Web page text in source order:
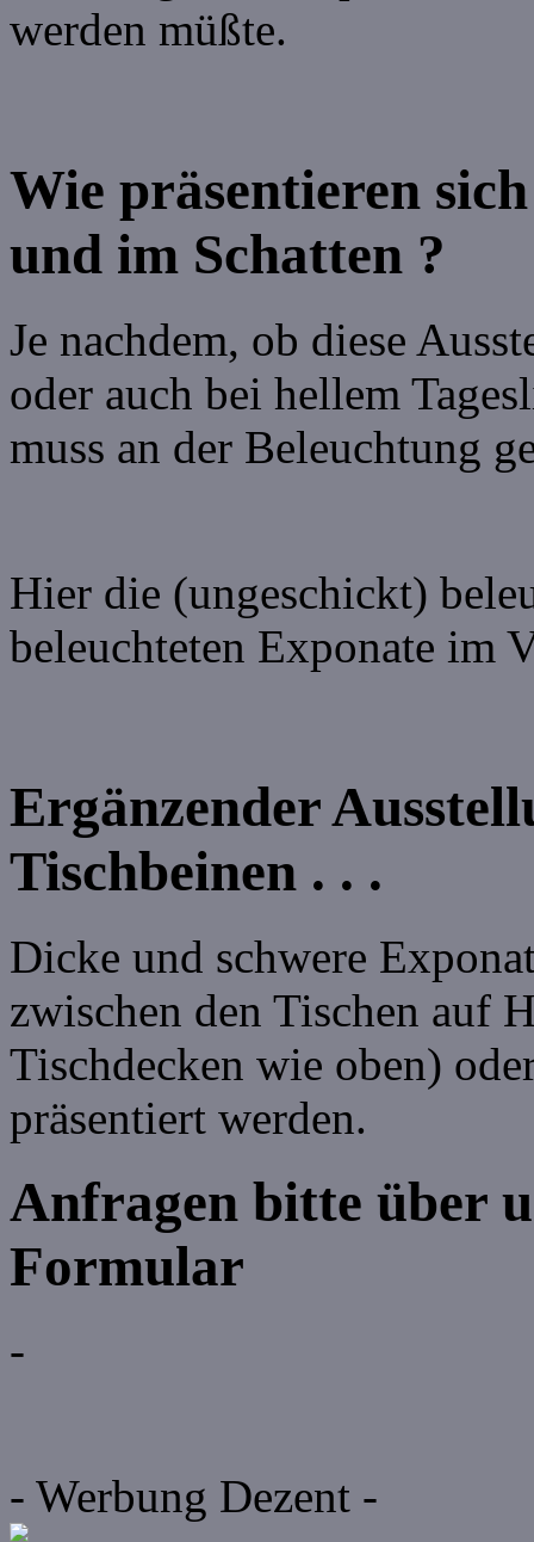
werden müßte.
Wie präsentieren
und im Schatten ?
Je nachdem, ob diese
oder auch bei hellem
muss an der Beleuchtung
Hier die (ungeschickt)
beleuchteten Exponate im
Ergänzender
Tischbeinen . . .
Dicke und schwere
zwischen den Tischen auf
Tischdecken wie oben)
präsentiert werden.
Anfragen bitte über
Formular
-
- Werbung Dezent -